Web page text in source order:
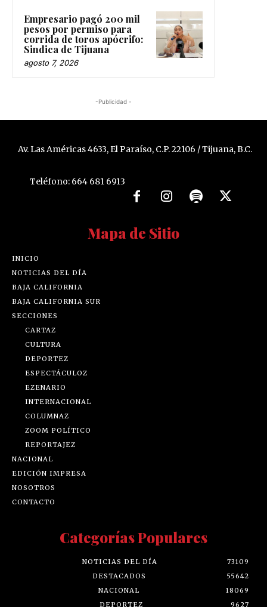
Empresario pagó 200 mil
pesos por permiso para
corrida de toros apócrifo:
Sindica de Tijuana
agosto 7, 2026
-Publicidad -
Av. Las Américas 4633, El Paraíso, C.P. 22106 / Tijuana, B.C.
Teléfono: 664 681 6913
Mapa de Sitio
INICIO
NOTICIAS DEL DÍA
BAJA CALIFORNIA
BAJA CALIFORNIA SUR
SECCIONES
CARTAZ
CULTURA
DEPORTEZ
ESPECTÁCULOZ
EZENARIO
INTERNACIONAL
COLUMNAZ
ZOOM POLÍTICO
REPORTAJEZ
NACIONAL
EDICIÓN IMPRESA
NOSOTROS
CONTACTO
Categorías Populares
NOTICIAS DEL DÍA
73109
DESTACADOS
55642
NACIONAL
18069
DEPORTEZ
9627